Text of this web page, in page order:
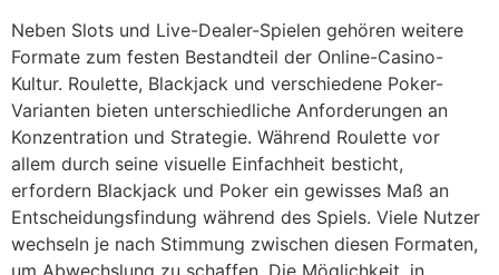
Neben Slots und Live-Dealer-Spielen gehören weitere
Formate zum festen Bestandteil der Online-Casino-
Kultur. Roulette, Blackjack und verschiedene Poker-
Varianten bieten unterschiedliche Anforderungen an
Konzentration und Strategie. Während Roulette vor
allem durch seine visuelle Einfachheit besticht,
erfordern Blackjack und Poker ein gewisses Maß an
Entscheidungsfindung während des Spiels. Viele Nutzer
wechseln je nach Stimmung zwischen diesen Formaten,
um Abwechslung zu schaffen. Die Möglichkeit, in